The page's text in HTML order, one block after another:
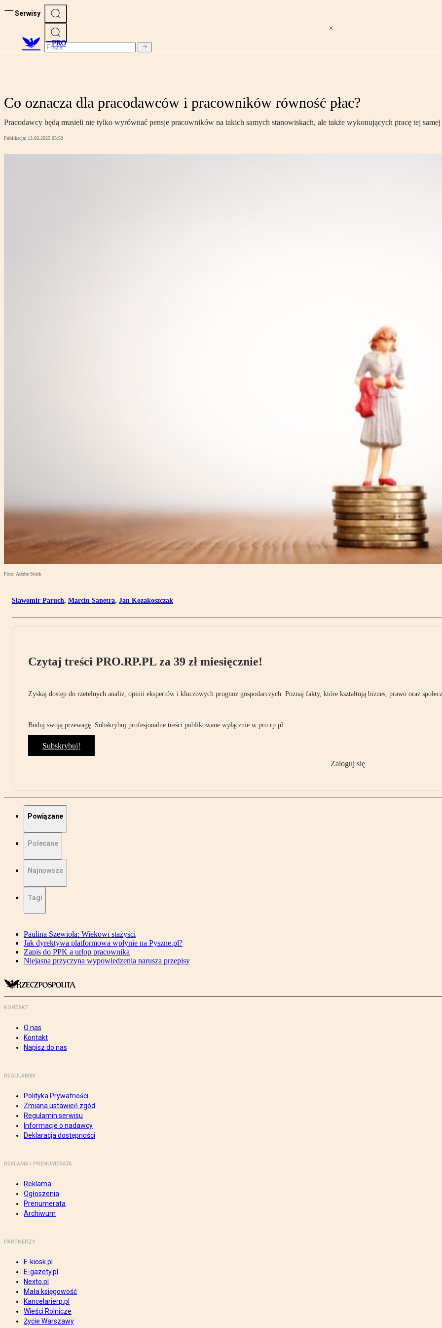
Serwisy
PRO
Co oznacza dla pracodawców i pracowników równość płac?
Pracodawcy będą musieli nie tylko wyrównać pensje pracowników na takich samych stanowiskach, ale także wykonujących pracę tej
Publikacja: 13.02.2025 05:50
Foto: Adobe Stock
Sławomir Paruch, Marcin Sanetra, Jan Kozakoszczak
Czytaj treści PRO.RP.PL za 39 zł miesięcznie!
Zyskaj dostęp do rzetelnych analiz, opinii ekspertów i kluczowych prognoz gospodarczych. Poznaj fakty, które kształtują biznes, prawo oraz
Buduj swoją przewagę. Subskrybuj profesjonalne treści publikowane wyłącznie w pro.rp.pl.
Subskrybuj!
Zaloguj się
Powiązane
Polecane
Najnowsze
Tagi
Paulina Szewioła: Wiekowi stażyści
Jak dyrektywa platformowa wpłynie na Pyszne.pl?
Zapis do PPK a urlop pracownika
Niejasna przyczyna wypowiedzenia narusza przepisy
KONTAKT
O nas
Kontakt
Napisz do nas
REGULAMIN
Polityka Prywatności
Zmiana ustawień zgód
Regulamin serwisu
Informacje o nadawcy
Deklaracja dostępności
REKLAMA I PRENUMERATA
Reklama
Ogłoszenia
Prenumerata
Archiwum
PARTNERZY
E-kiosk.pl
E-gazety.pl
Nexto.pl
Mała księgowość
Kancelarierp.pl
Wieści Rolnicze
Życie Warszawy